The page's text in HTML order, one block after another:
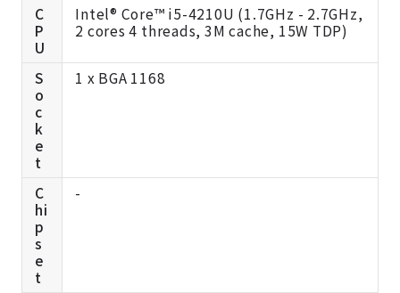
C
P
U
Intel® Core™ i5-4210U (1.7GHz - 2.7GHz,
2 cores 4 threads, 3M cache, 15W TDP)
S
o
c
k
e
t
1 x BGA 1168
C
hi
p
s
e
t
-